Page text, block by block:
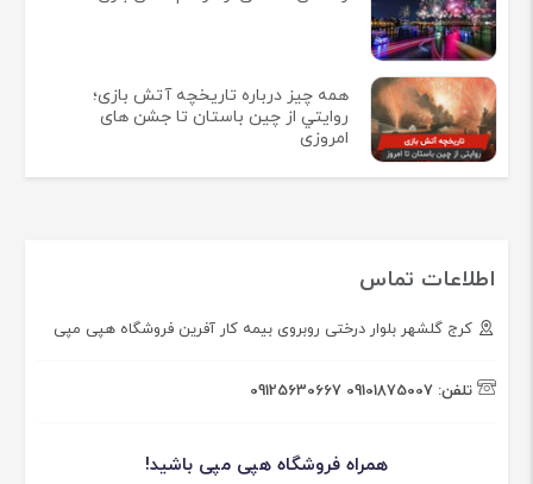
همه چيز درباره تاريخچه آتش بازی؛
روايتي از چين باستان تا جشن های
امروزی
اطلاعات تماس
کرج گلشهر بلوار درختی روبروی بیمه کار آفرین فروشگاه هپی مپی
تلفن: 09101875007
09125630667
همراه فروشگاه هپی مپی باشید!